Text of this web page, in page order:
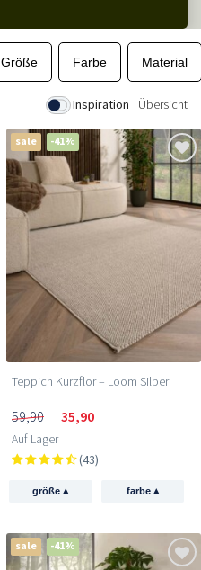
Größe Farbe Material
Inspiration Übersicht
sale -41%
Teppich Kurzflor – Loom Silber
59,90 35,90
Auf Lager
(43)
größe▴ farbe ▴
sale -41%